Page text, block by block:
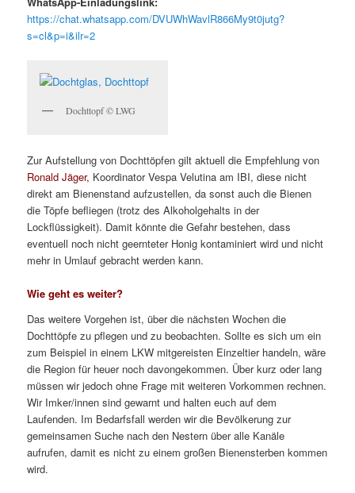
https://chat.whatsapp.com/DVUWhWavlR866My9t0jutg?
s=cl&p=i&ilr=2
Dochttopf © LWG
Zur Aufstellung von Dochttöpfen gilt aktuell die Empfehlung von
Ronald Jäger, Koordinator Vespa Velutina am IBI, diese nicht
direkt am Bienenstand aufzustellen, da sonst auch die Bienen
die Töpfe befliegen (trotz des Alkoholgehalts in der
Lockflüssigkeit). Damit könnte die Gefahr bestehen, dass
eventuell noch nicht geernteter Honig kontaminiert wird und nicht
mehr in Umlauf gebracht werden kann.
Wie geht es weiter?
Das weitere Vorgehen ist, über die nächsten Wochen die
Dochttöpfe zu pflegen und zu beobachten. Sollte es sich um ein
zum Beispiel in einem LKW mitgereisten Einzeltier handeln, wäre
die Region für heuer noch davongekommen. Über kurz oder lang
müssen wir jedoch ohne Frage mit weiteren Vorkommen rechnen.
Wir Imker/innen sind gewarnt und halten euch auf dem
Laufenden. Im Bedarfsfall werden wir die Bevölkerung zur
gemeinsamen Suche nach den Nestern über alle Kanäle
aufrufen, damit es nicht zu einem großen Bienensterben kommen
wird.